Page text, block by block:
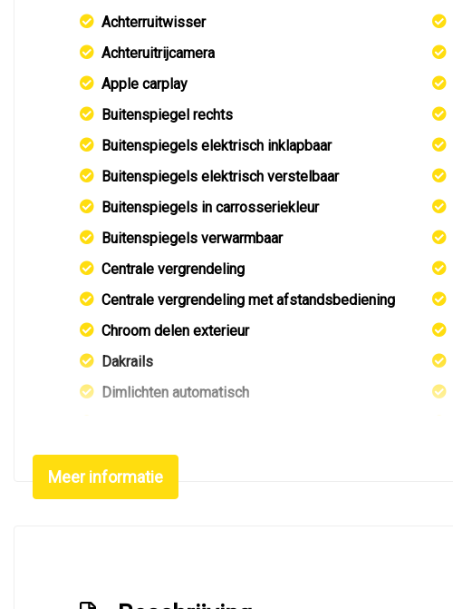
Achterruitwisser
Achteruitrijcamera
Apple carplay
Buitenspiegel rechts
Buitenspiegels elektrisch inklapbaar
Buitenspiegels elektrisch verstelbaar
Buitenspiegels in carrosseriekleur
Buitenspiegels verwarmbaar
Centrale vergrendeling
Centrale vergrendeling met afstandsbediening
Chroom delen exterieur
Dakrails
Dimlichten automatisch
Getint glas
Glazen schuifdak
Meer informatie